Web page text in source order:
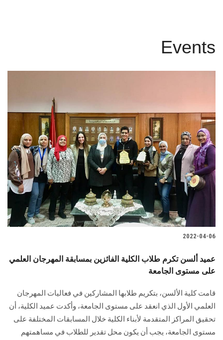
الإعلام
تواصل معنا
الطلاب
هيئة التدريس
الدراسات العليا
الزائـرون
سجل الان
Events
2022-04-06
عميد ألسن تكرم طلاب الكلية الفائزين بمسابقة المهرجان العلمي
على مستوى الجامعة
قامت كلية الألسن، بتكريم طلابها المشاركين في فعاليات المهرجان
العلمي الأول الذي انعقد على مستوى الجامعة، وأكدت عميد الكلية، أن
تحقيق المراكز المتقدمة لأبناء الكلية خلال المسابقات المختلفة على
مستوى الجامعة، يجب أن يكون محل تقدير للطلاب في مساهمتهم